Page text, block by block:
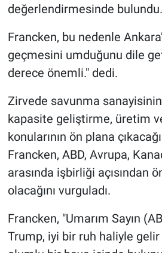
değerlendirmesinde bulundu.
Francken, bu nedenle
geçmesini umduğunu dile
derece önemli." dedi.
Zirvede savunma
kapasite geliştirme, üretim
konularının ön plana
Francken, ABD, Avrupa,
arasında işbirliği açısından
olacağını vurguladı.
Francken, "Umarım Sayın
Trump, iyi bir ruh haliyle